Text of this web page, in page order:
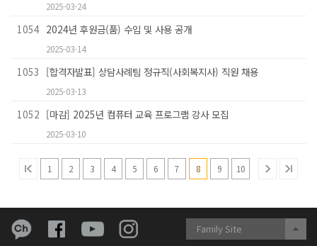
2025-03-24
1054 2024년 후원금(품) 수입 및 사용 공개
2025-03-14
1053 [합격자발표] 상담사례팀 정규직(사회복지사) 직원 채용
2025-03-13
1052 [마감] 2025년 컴퓨터 교육 프로그램 강사 모집
2025-03-10
1 2 3 4 5 6 7 8 9 10
Family Site